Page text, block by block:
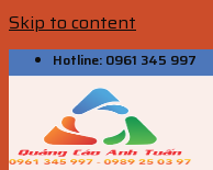
Skip to content
Hotline: 0961 345 997